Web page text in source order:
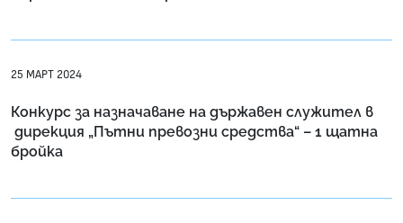
25 МАРТ 2024
Конкурс за назначаване на държавен служител в
дирекция „Пътни превозни средства“ – 1 щатна
бройка